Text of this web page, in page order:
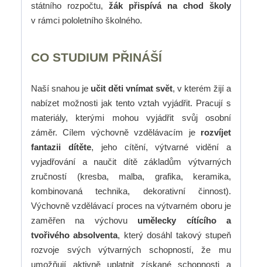
státního rozpočtu, žák přispívá na chod školy
v rámci pololetního školného.
CO STUDIUM PŘINÁŠÍ
Naší snahou je učit děti vnímat svět, v kterém žijí a
nabízet možnosti jak tento vztah vyjádřit. Pracují s
materiály, kterými mohou vyjádřit svůj osobní
záměr. Cílem výchovně vzdělávacím je rozvíjet
fantazii dítěte, jeho cítění, výtvarné vidění a
vyjadřování a naučit dítě základům výtvarných
zručností (kresba, malba, grafika, keramika,
kombinovaná technika, dekorativní činnost).
Výchovně vzdělávací proces na výtvarném oboru je
zaměřen na výchovu umělecky cítícího a
tvořivého absolventa, který dosáhl takový stupeň
rozvoje svých výtvarných schopností, že mu
umožňují aktivně uplatnit získané schopnosti a